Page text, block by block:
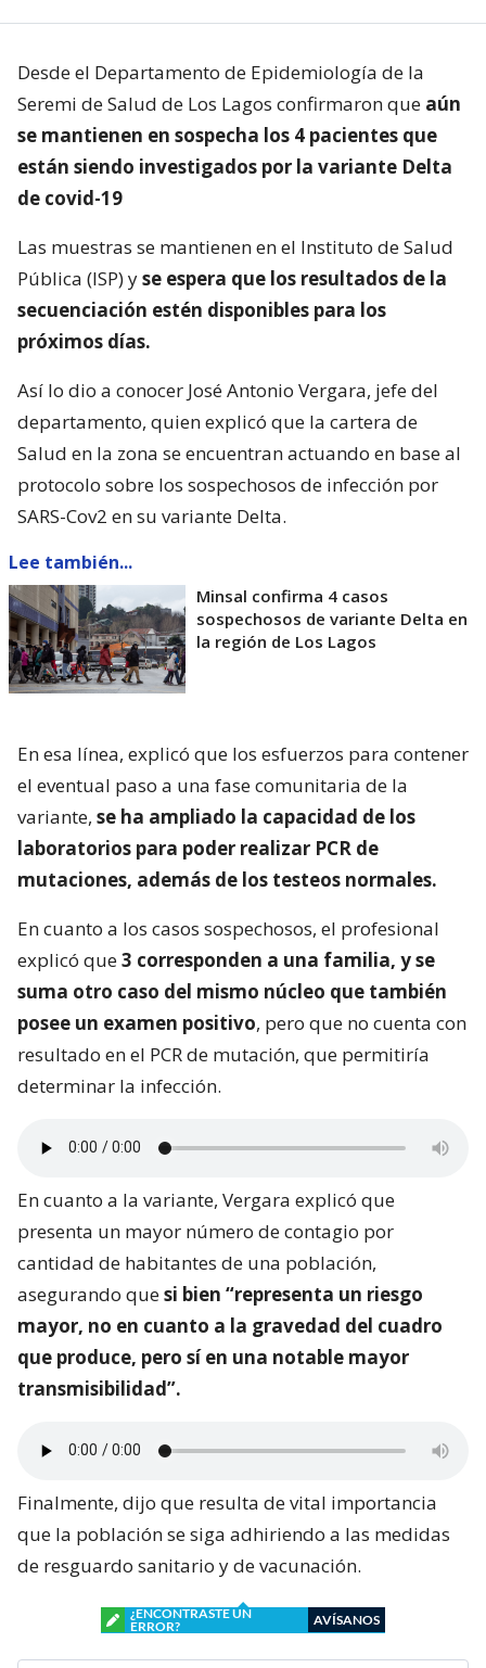
Desde el Departamento de Epidemiología de la
Seremi de Salud de Los Lagos confirmaron que aún
se mantienen en sospecha los 4 pacientes que
están siendo investigados por la variante Delta
de covid-19
Las muestras se mantienen en el Instituto de Salud
Pública (ISP) yse espera que los resultados de la
secuenciación estén disponibles para los
próximos días.
Así lo dio a conocer José Antonio Vergara, jefe del
departamento, quien explicó que la cartera de
Salud en la zona se encuentran actuando en base al
protocolo sobre los sospechosos de infección por
SARS-Cov2 en su variante Delta.
Lee también...
Minsal confirma 4 casos
sospechosos de variante Delta en
la región de Los Lagos
En esa línea, explicó que los esfuerzos para contener
el eventual paso a una fase comunitaria de la
variante, se ha ampliado la capacidad de los
laboratorios para poder realizar PCR de
mutaciones, además de los testeos normales.
En cuanto a los casos sospechosos, el profesional
explicó que3 corresponden a una familia, y se
suma otro caso del mismo núcleo que también
posee un examen positivo, pero que no cuenta con
resultado en el PCR de mutación, que permitiría
determinar la infección.
En cuanto a la variante, Vergara explicó que
presenta un mayor número de contagio por
cantidad de habitantes de una población,
asegurando quesi bien “representa un riesgo
mayor, no en cuanto a la gravedad del cuadro
que produce, pero sí en una notable mayor
transmisibilidad”.
Finalmente, dijo que resulta de vital importancia
que la población se siga adhiriendo a las medidas
de resguardo sanitario y de vacunación.
¿ENCONTRASTE UN
ERROR?
AVÍSANOS